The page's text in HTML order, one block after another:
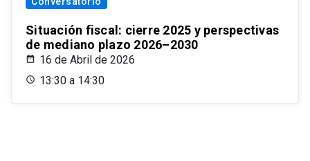
Situación fiscal: cierre 2025 y perspectivas
de mediano plazo 2026–2030
16 de Abril de 2026
13:30 a 14:30